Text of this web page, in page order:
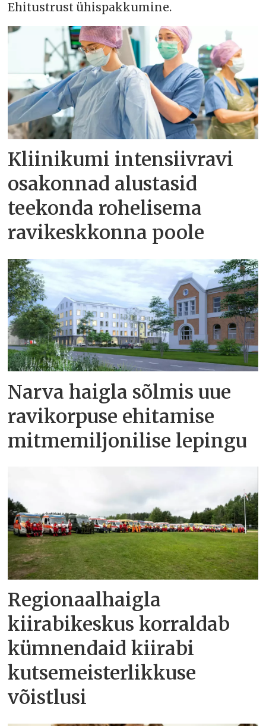
Ehitustrust ühispakkumine.
Kliinikumi intensiivravi
osakonnad alustasid
teekonda rohelisema
ravikeskkonna poole
Narva haigla sõlmis uue
ravikorpuse ehitamise
mitmemiljonilise lepingu
Regionaalhaigla
kiirabikeskus korraldab
kümnendaid kiirabi
kutsemeisterlikkuse
võistlusi